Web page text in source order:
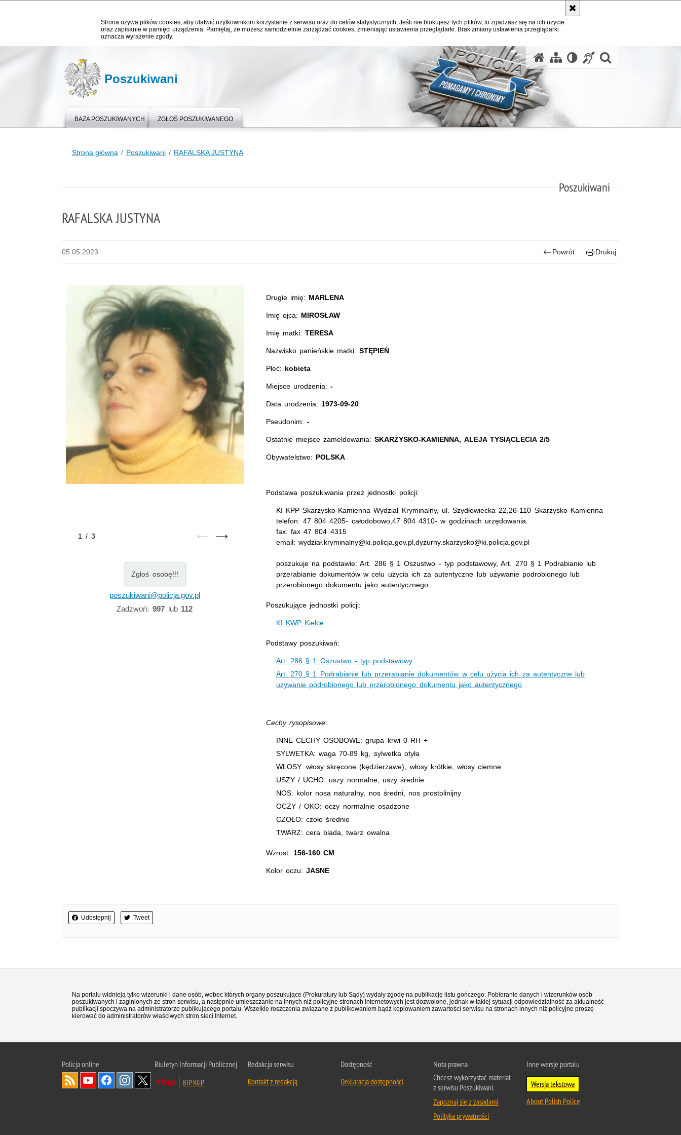
Strona używa plików cookies, aby ułatwić użytkownikom korzystanie z serwisu oraz do celów statystycznych. Jeśli nie blokujesz tych plików, to zgadzasz się na ich użycie
oraz zapisanie w pamięci urządzenia. Pamiętaj, że możesz samodzielnie zarządzać cookies, zmieniając ustawienia przeglądarki. Brak zmiany ustawienia przeglądarki
oznacza wyrażenie zgody.
Poszukiwani
BAZA POSZUKIWANYCH ZGŁOŚ POSZUKIWANEGO
Strona główna Poszukiwani RAFALSKA JUSTYNA
Poszukiwani
RAFALSKA JUSTYNA
05.05.2023 Powrót Drukuj
1 / 3
Zgłoś osobę!!!
poszukiwani@policja.gov.pl
Zadzwoń: 997lub 112
Drugie imię: MARLENA
Imię ojca: MIROSŁAW
Imię matki:TERESA
Nazwisko panieńskie matki:STĘPIEŃ
Płeć: kobieta
Miejsce urodzenia:-
Data urodzenia: 1973-09-20
Pseudonim: -
Ostatnie miejsce zameldowania:SKARŻYSKO-KAMIENNA, ALEJA TYSIĄCLECIA 2/5
Obywatelstwo: POLSKA
Podstawa poszukiwania przez jednostki policji:
KI KPP Skarżysko-Kamienna Wydział Kryminalny, ul. Szydłowiecka 22,26-110 Skarżysko Kamienna
telefon: 47 804 4205- całodobowo,47 804 4310- w godzinach urzędowania.
fax: fax 47 804 4315
email: wydział.kryminalny@ki.policja.gov.pl,dyżurny.skarzysko@ki.policja.gov.pl
poszukuje na podstawie: Art. 286 § 1 Oszustwo - typ podstawowy, Art. 270 § 1 Podrabianie lub
przerabianie dokumentów w celu użycia ich za autentyczne lub używanie podrobionego lub
przerobionego dokumentu jako autentycznego
Poszukujące jednostki policji:
KI KWP Kielce
Podstawy poszukiwań:
Art. 286 § 1 Oszustwo - typ podstawowy
Art. 270 § 1 Podrabianie lub przerabianie dokumentów w celu użycia ich za autentyczne lub
używanie podrobionego lub przerobionego dokumentu jako autentycznego
Cechy rysopisowe:
INNE CECHY OSOBOWE: grupa krwi 0 RH +
SYLWETKA: waga 70-89 kg, sylwetka otyła
WŁOSY: włosy skręcone (kędzierzawe), włosy krótkie, włosy ciemne
USZY / UCHO: uszy normalne, uszy średnie
NOS: kolor nosa naturalny, nos średni, nos prostolinijny
OCZY / OKO: oczy normalnie osadzone
CZOŁO: czoło średnie
TWARZ: cera blada, twarz owalna
Wzrost: 156-160 CM
Kolor oczu:JASNE
Udostępnij Tweet
Na portalu widnieją tylko wizerunki i dane osób, wobec których organy poszukujące (Prokuratury lub Sądy) wydały zgodę na publikację listu gończego. Pobieranie danych i wizerunków osób
poszukiwanych i zaginionych ze stron serwisu, a następnie umieszczanie na innych niż policyjne stronach internetowych jest dozwolone, jednak w takiej sytuacji odpowiedzialność za aktualność
publikacji spoczywa na administratorze publikującego portalu. Wszelkie roszczenia związane z publikowaniem bądź kopiowaniem zawartości serwisu na stronach innych niż policyjne proszę
kierować do administratorów właściwych stron sieci Internet.
Policjaonline
Biuletyn Informacji Publicznej
BIP KGP
Redakcja serwisu
Kontakt z redakcją
Dostępność
Deklaracja dostępności
Nota prawna
Chcesz wykorzystać materiał
z serwisu Poszukiwani.
Zapoznaj się z zasadami
Polityka prywatności
Inne wersje portalu
Wersja tekstowa
About Polish Police